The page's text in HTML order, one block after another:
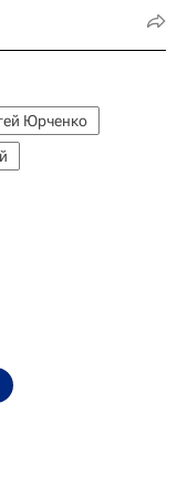
Юрченко